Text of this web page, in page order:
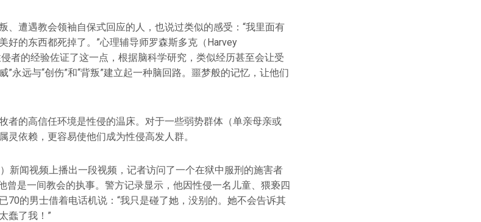
、遭遇教会领袖自保式回应的人，也说过类似的感受：“我里面有
好的东西都死掉了。”心理辅导师罗森斯多克（Harvey
者的经验佐证了这一点，根据脑科学研究，类似经历甚至会让受
”永远与“创伤”和“背叛”建立起一种脑回路。噩梦般的记忆，让他们
者的高信任环境是性侵的温床。对于一些弱势群体（单亲母亲或
灵依赖，更容易使他们成为性侵高发人群。
新闻视频上播出一段视频，记者访问了一个在狱中服刑的施害者
曾是一间教会的执事。警方记录显示，他因性侵一名儿童、猥亵四
70的男士借着电话机说：“我只是碰了她，没别的。她不会告诉其
蠢了我！”